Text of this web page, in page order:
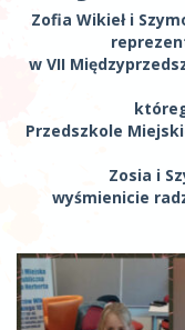
Zofia Wikieł i
w VII
Przedszkole
Zosia i
wyśmienicie